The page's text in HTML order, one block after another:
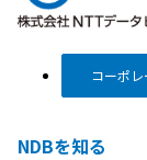
コーポ
NDBを知る